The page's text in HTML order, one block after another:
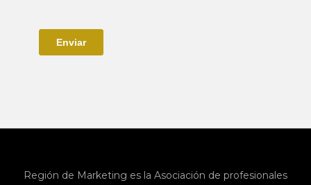
Región de Marketing es la Asociación de profesionales